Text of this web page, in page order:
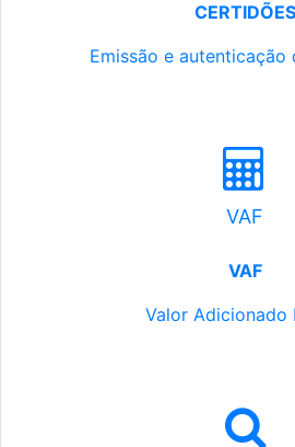
CERTIDÕES
Emissão e autenticação
VAF
VAF
Valor Adicionado